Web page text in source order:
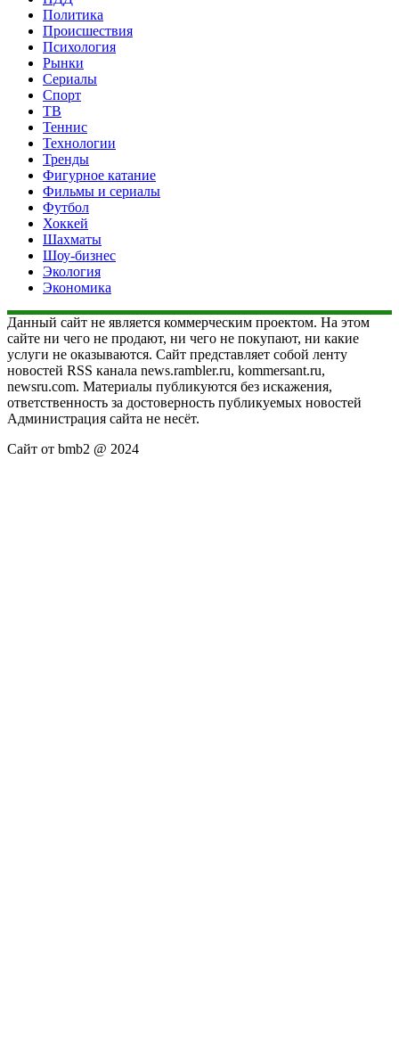
Политика
Происшествия
Психология
Рынки
Сериалы
Спорт
ТВ
Теннис
Технологии
Тренды
Фигурное катание
Фильмы и сериалы
Футбол
Хоккей
Шахматы
Шоу-бизнес
Экология
Экономика
Данный сайт не является коммерческим проектом. На этом
сайте ни чего не продают, ни чего не покупают, ни какие
услуги не оказываются. Сайт представляет собой ленту
новостей RSS канала news.rambler.ru, kommersant.ru,
newsru.com. Материалы публикуются без искажения,
ответственность за достоверность публикуемых новостей
Администрация сайта не несёт.
Сайт от bmb2 @ 2024